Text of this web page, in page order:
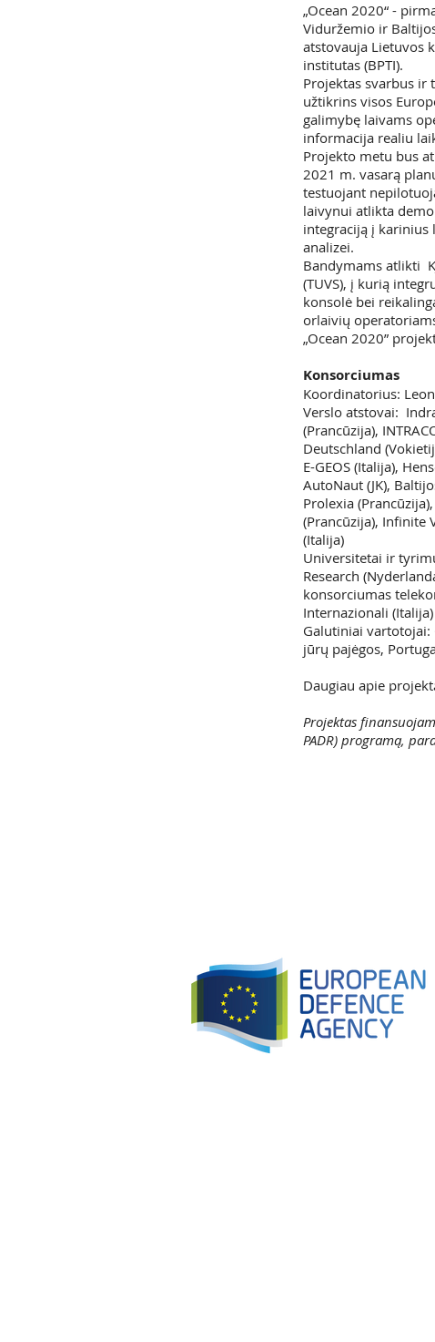
„Ocean 2020“ -
Viduržemio ir
atstovauja Lietuvos
institutas (BPTI).
Projektas svarbus ir
užtikrins visos
galimybę laivams
informacija realiu
Projekto metu bus
2021 m. vasarą
testuojant
laivynui atlikta
integraciją į karinius
analizei.
Bandymams atlikti
(TUVS), į kurią
konsolė bei
orlaivių
„Ocean 2020”
Konsorciumas
Koordinatorius:
Verslo atstovai:
(Prancūzija),
Deutschland
E-GEOS (Italija),
AutoNaut (JK),
Prolexia
(Prancūzija), Infinite
(Italija)
Universitetai ir
Research
konsorciumas
Internazionali (Italija)
Galutiniai vartotojai:
jūrų pajėgos,
Daugiau apie
Projektas
PADR) programą,